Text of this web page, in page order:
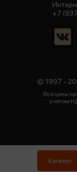
Каталог
© 1997 -
Все цены
учетом
+7